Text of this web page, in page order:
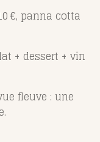
€, panna cotta
+ dessert + vin
fleuve : une